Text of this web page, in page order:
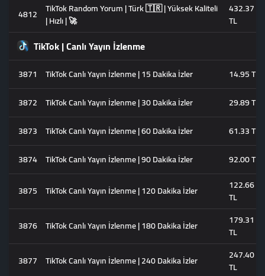
4812 TikTok Random Yorum | Türk 🇹🇷 | Yüksek Kaliteli
| Hızlı | 🚀
432.37
TL
TikTok | Canlı Yayın İzlenme
3871 TikTok Canlı Yayın İzlenme | 15 Dakika İzler
14.95 TL
3872 TikTok Canlı Yayın İzlenme | 30 Dakika İzler
29.89 TL
3873 TikTok Canlı Yayın İzlenme | 60 Dakika İzler
61.33 TL
3874 TikTok Canlı Yayın İzlenme | 90 Dakika İzler 92.00 TL
3875 TikTok Canlı Yayın İzlenme | 120 Dakika İzler
122.66
TL
3876 TikTok Canlı Yayın İzlenme | 180 Dakika İzler
179.31
TL
3877 TikTok Canlı Yayın İzlenme | 240 Dakika İzler
247.40
TL